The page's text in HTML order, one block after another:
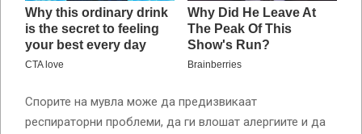
Спорите на мувла може да предизвикаат
респираторни проблеми, да ги влошат алергиите и да